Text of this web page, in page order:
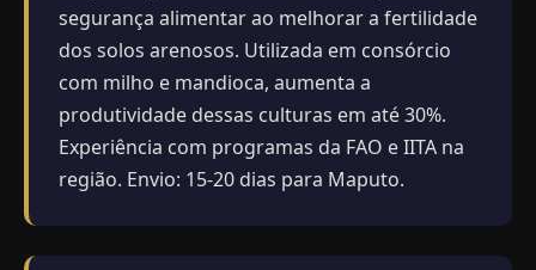
segurança alimentar ao melhorar a fertilidade
dos solos arenosos. Utilizada em consórcio
com milho e mandioca, aumenta a
produtividade dessas culturas em até 30%.
Experiência com programas da FAO e IITA na
região. Envio: 15-20 dias para Maputo.